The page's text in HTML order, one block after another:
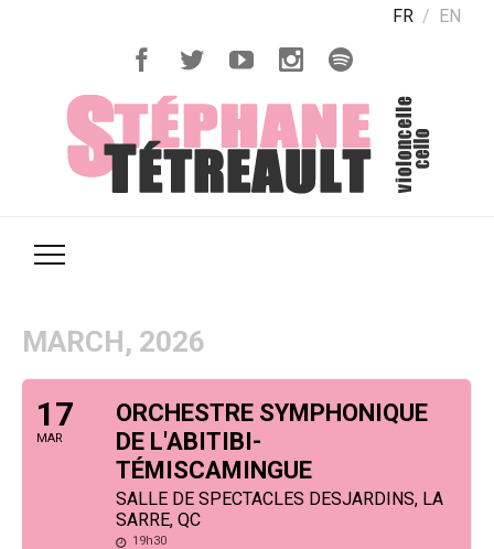
FR EN
MARCH, 2026
17
MAR
ORCHESTRE SYMPHONIQUE
DE L'ABITIBI-
TÉMISCAMINGUE
SALLE DE SPECTACLES DESJARDINS, LA
SARRE, QC
19h30